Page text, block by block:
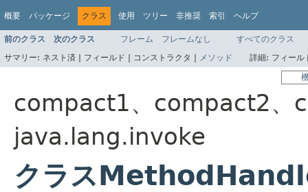
概要 パッケージ クラス 使用 ツリー 非推奨 索引 ヘルプ
前のクラス 次のクラス フレーム フレームなし
すべてのクラス
サマリー: ネスト済 | フィールド | コンストラクタ | メソッド 詳細: フィー
compact1、compact2、
java.lang.invoke
クラス